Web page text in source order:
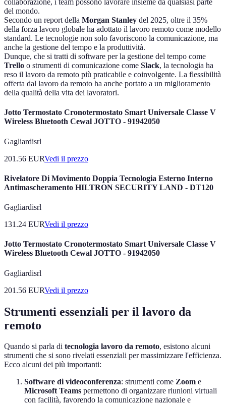
collaborazione, i team possono lavorare insieme da qualsiasi parte
del mondo.
Secondo un report della Morgan Stanley del 2025, oltre il 35%
della forza lavoro globale ha adottato il lavoro remoto come modello
standard. Le tecnologie non solo favoriscono la comunicazione, ma
anche la gestione del tempo e la produttività.
Dunque, che si tratti di software per la gestione del tempo come
Trello o strumenti di comunicazione come Slack, la tecnologia ha
reso il lavoro da remoto più praticabile e coinvolgente. La flessibilità
offerta dal lavoro da remoto ha anche portato a un miglioramento
della qualità della vita dei lavoratori.
Jotto Termostato Cronotermostato Smart Universale Classe V
Wireless Bluetooth Cewal JOTTO - 91942050
Gagliardisrl
201.56 EURVedi il prezzo
Rivelatore Di Movimento Doppia Tecnologia Esterno Interno
Antimascheramento HILTRON SECURITY LAND - DT120
Gagliardisrl
131.24 EURVedi il prezzo
Jotto Termostato Cronotermostato Smart Universale Classe V
Wireless Bluetooth Cewal JOTTO - 91942050
Gagliardisrl
201.56 EURVedi il prezzo
Strumenti essenziali per il lavoro da
remoto
Quando si parla di tecnologia lavoro da remoto, esistono alcuni
strumenti che si sono rivelati essenziali per massimizzare l'efficienza.
Ecco alcuni dei più importanti:
Software di videoconferenza: strumenti come Zoom e
Microsoft Teams permettono di organizzare riunioni virtuali
con facilità, favorendo la comunicazione nazionale e